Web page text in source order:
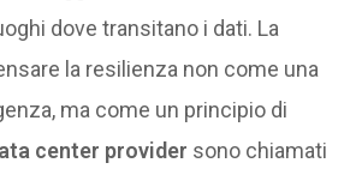
dove transitano i dati. La
la resilienza non come una
ma come un principio di
center provider sono chiamati